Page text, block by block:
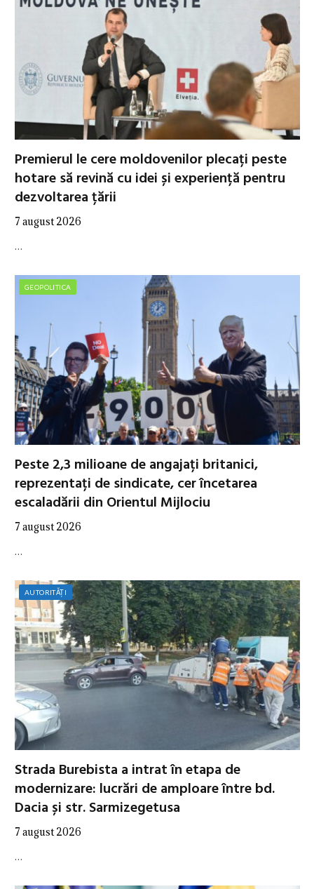
Premierul le cere moldovenilor plecați peste
hotare să revină cu idei și experiență pentru
dezvoltarea țării
7 august 2026
…
GEOPOLITICA
Peste 2,3 milioane de angajați britanici,
reprezentați de sindicate, cer încetarea
escaladării din Orientul Mijlociu
7 august 2026
…
AUTORITĂȚI
Strada Burebista a intrat în etapa de
modernizare: lucrări de amploare între bd.
Dacia și str. Sarmizegetusa
7 august 2026
…